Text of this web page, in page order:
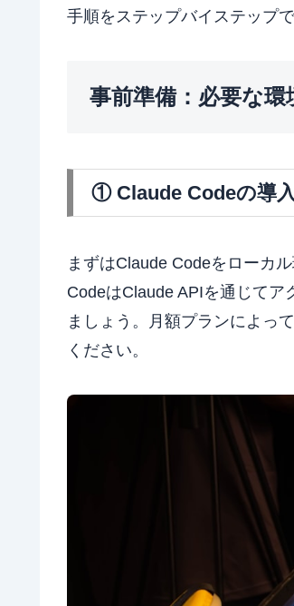
手順をステップバイステップで
事前準備：必要な環
① Claude Codeの導入
まずはClaude Codeをローカ
CodeはClaude APIを通じてア
ましょう。月額プランによっ
ください。